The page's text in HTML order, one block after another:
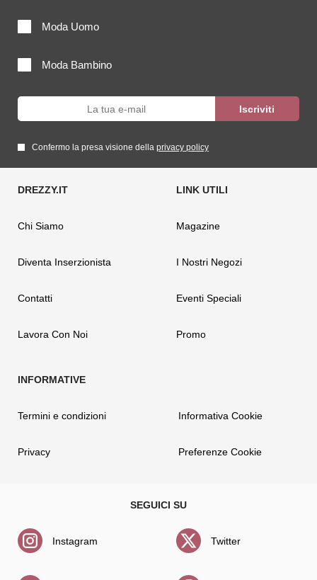
Moda Uomo
Moda Bambino
Confermo la presa visione della privacy policy
Chi Siamo
Diventa Inserzionista
Contatti
Lavora Con Noi
Magazine
I Nostri Negozi
Eventi Speciali
Promo
Termini e condizioni
Privacy
Informativa Cookie
Preferenze Cookie
Instagram Twitter